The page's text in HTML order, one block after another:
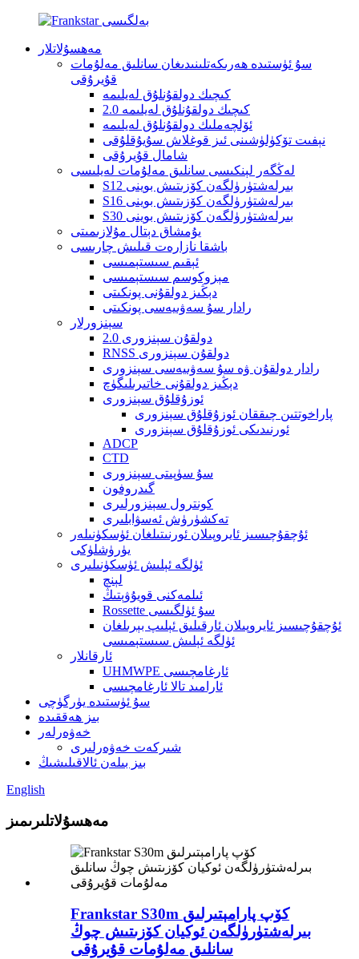
مەھسۇلاتلار
سۇ ئۈستىدە ھەرىكەتلىنىدىغان سانلىق مەلۇمات
قۇيرۇقى
كىچىك دولقۇنلۇق لەيلىمە
كىچىك دولقۇنلۇق لەيلىمە 2.0
ئۆلچەملىك دولقۇنلۇق لەيلىمە
نېفىت تۆكۈلۈشىنى ئىز قوغلاش سۇيۇقلۇقى
شامال قۇيرۇقى
لەڭگەر لېنكىسى سانلىق مەلۇمات لەيلىسى
S12 بىرلەشتۈرۈلگەن كۆزىتىش بوينى
S16 بىرلەشتۈرۈلگەن كۆزىتىش بوينى
S30 بىرلەشتۈرۈلگەن كۆزىتىش بوينى
يۇمشاق دېتال مۇلازىمىتى
باشقا نازارەت قىلىش چارىسى
ئېقىم سىستېمىسى
مېزوكوسم سىستېمىسى
دېڭىز دولقۇنى پونكىتى
رادار سۇ سەۋىيەسى پونكىتى
سېنزورلار
دولقۇن سېنزورى 2.0
RNSS دولقۇن سېنزورى
رادار دولقۇن ۋە سۇ سەۋىيەسى سېنزورى
دېڭىز دولقۇنى خاتىرىلىگۈچ
ئوزۇقلۇق سېنزورى
پاراخوتتىن چىققان ئوزۇقلۇق سېنزورى
ئورنىدىكى ئوزۇقلۇق سېنزورى
ADCP
CTD
سۇ سۈپىتى سېنزورى
گىدروفون
كونترول سېنزورلىرى
تەكشۈرۈش ئەسۋابلىرى
ئۇچقۇچىسىز ئايروپىلان ئورنىتىلغان ئۈسكۈنىلەر
يۈرۈشلۈكى
ئۈلگە ئېلىش ئۈسكۈنىلىرى
لېنچ
ئىلمەكنى قويۇۋېتىڭ
Rossette سۇ ئۈلگىسى
ئۇچقۇچىسىز ئايروپىلان ئارقىلىق ئېلىپ بېرىلغان
ئۈلگە ئېلىش سىستېمىسى
ئارقانلار
UHMWPE ئارغامچىسى
ئارامىد تالا ئارغامچىسى
سۇ ئۈستىدە يۈرگۈچى
بىز ھەققىدە
خەۋەرلەر
شىركەت خەۋەرلىرى
بىز بىلەن ئالاقىلىشىڭ
English
مەھسۇلاتلىرىمىز
Frankstar S30m كۆپ پارامېتىرلىق
بىرلەشتۈرۈلگەن ئوكيان كۆزىتىش چوڭ
سانلىق مەلۇمات قۇيرۇقى